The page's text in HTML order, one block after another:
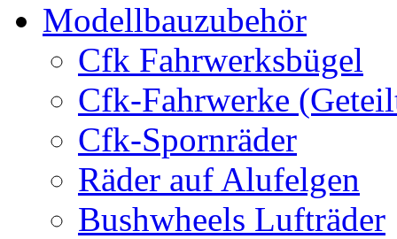
Modellbauzubehör
Cfk Fahrwerksbügel
Cfk-Fahrwerke
Cfk-Spornräder
Räder auf Alufelgen
Bushwheels Lufträder